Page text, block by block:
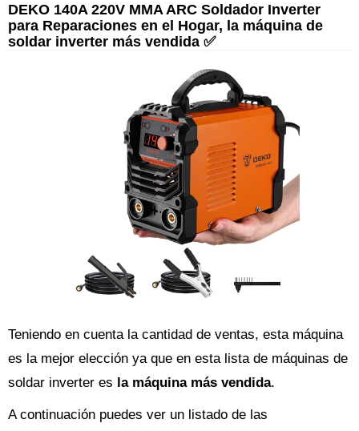
DEKO 140A 220V MMA ARC Soldador Inverter
para Reparaciones en el Hogar, la máquina de
soldar inverter más vendida ✅
Teniendo en cuenta la cantidad de ventas, esta máquina
es la mejor elección ya que en esta lista de máquinas de
soldar inverter es la máquina más vendida.
A continuación puedes ver un listado de las